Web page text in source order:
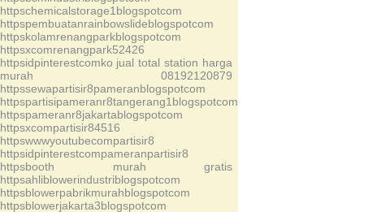
httpschemicalstorage1blogspotcom
httpspembuatanrainbowslideblogspotcom
httpskolamrenangparkblogspotcom
httpsxcomrenangpark52426
httpsidpinterestcomko jual total station harga
murah 08192120879
httpssewapartisir8pameranblogspotcom
httpspartisipameranr8tangerang1blogspotcom
httpspameranr8jakartablogspotcom
httpsxcompartisir84516
httpswwwyoutubecompartisir8
httpsidpinterestcompameranpartisir8
httpsbooth
murah
gratis
httpsahliblowerindustriblogspotcom
httpsblowerpabrikmurahblogspotcom
httpsblowerjakarta3blogspotcom